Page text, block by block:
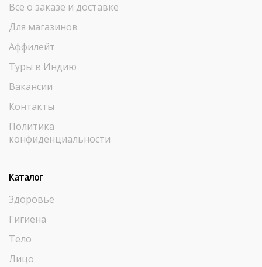
Все о заказе и доставке
Для магазинов
Аффилейт
Туры в Индию
Вакансии
Контакты
Политика
конфиденциальности
Каталог
Здоровье
Гигиена
Тело
Лицо